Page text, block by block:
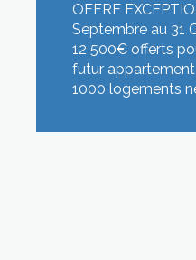
500€
OFFRE
Septembre au 31
12 500€ offerts
futur
1000 logements neufs. URBAT,
une campagne